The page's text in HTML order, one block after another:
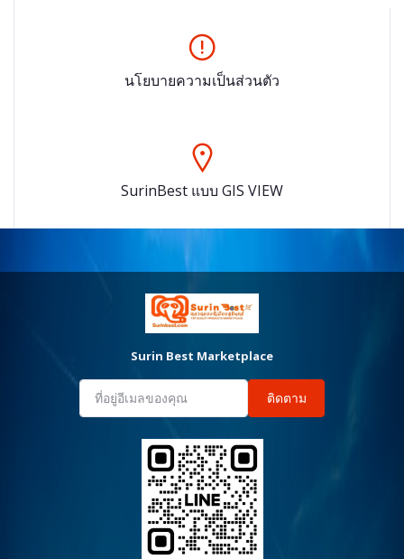
นโยบายความเป็นส่วนตัว
SurinBest แบบ GIS VIEW
Surin Best Marketplace
ติดตาม